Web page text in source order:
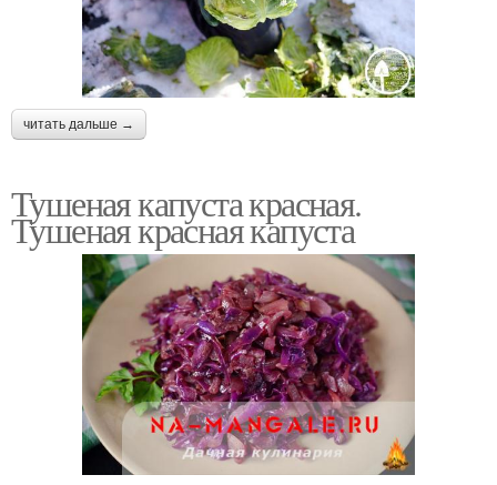
читать дальше →
Тушеная капуста красная.
Тушеная красная капуста